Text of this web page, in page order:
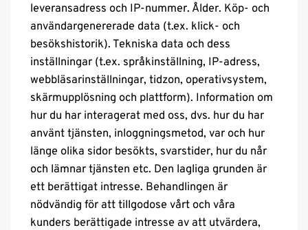
leveransadress och IP-nummer. Ålder. Köp- och
användargenererade data (t.ex. klick- och
besökshistorik). Tekniska data och dess
inställningar (t.ex. språkinställning, IP-adress,
webbläsarinställningar, tidzon, operativsystem,
skärmupplösning och plattform). Information om
hur du har interagerat med oss, dvs. hur du har
använt tjänsten, inloggningsmetod, var och hur
länge olika sidor besökts, svarstider, hur du når
och lämnar tjänsten etc. Den lagliga grunden är
ett berättigat intresse. Behandlingen är
nödvändig för att tillgodose vårt och våra
kunders berättigade intresse av att utvärdera,